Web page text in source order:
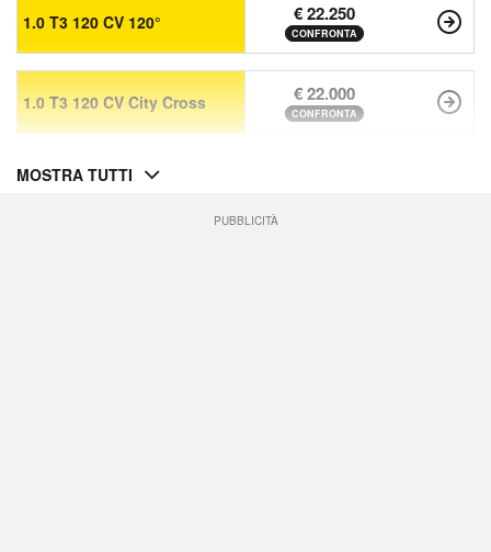
1.0 T3 120 CV 120° € 22.250
CONFRONTA
1.0 T3 120 CV City Cross € 22.000
CONFRONTA
MOSTRA TUTTI
PUBBLICITÀ